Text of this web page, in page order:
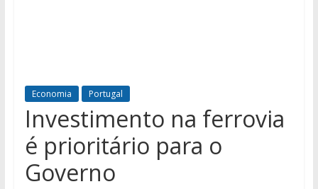
Economia Portugal
Investimento na ferrovia
é prioritário para o
Governo